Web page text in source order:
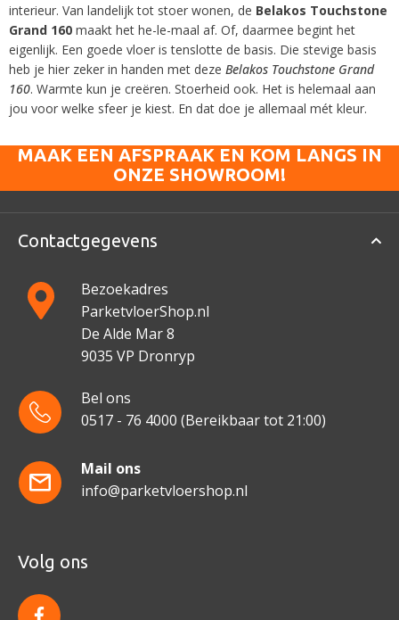
interieur. Van landelijk tot stoer wonen, de Belakos Touchstone
Grand 160 maakt het he-le-maal af. Of, daarmee begint het
eigenlijk. Een goede vloer is tenslotte de basis. Die stevige basis
heb je hier zeker in handen met deze Belakos Touchstone Grand
160. Warmte kun je creëren. Stoerheid ook. Het is helemaal aan
jou voor welke sfeer je kiest. En dat doe je allemaal mét kleur.
MAAK EEN AFSPRAAK EN KOM LANGS IN
ONZE SHOWROOM!
Contactgegevens
Bezoekadres
ParketvloerShop.nl
De Alde Mar 8
9035 VP Dronryp
Bel ons
0517 - 76 4000 (Bereikbaar tot 21:00)
Mail ons
info@parketvloershop.nl
Volg ons